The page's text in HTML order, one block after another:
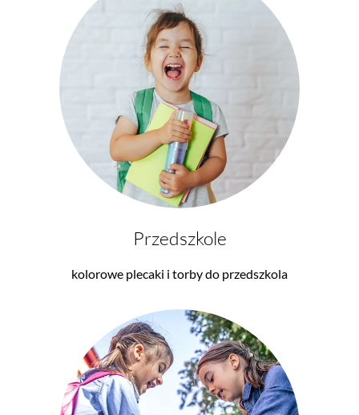
Przedszkole
kolorowe plecaki i torby do przedszkola